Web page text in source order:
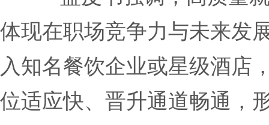
体现在职场竞争力与未来发
入知名餐饮企业或星级酒店
位适应快、晋升通道畅通，